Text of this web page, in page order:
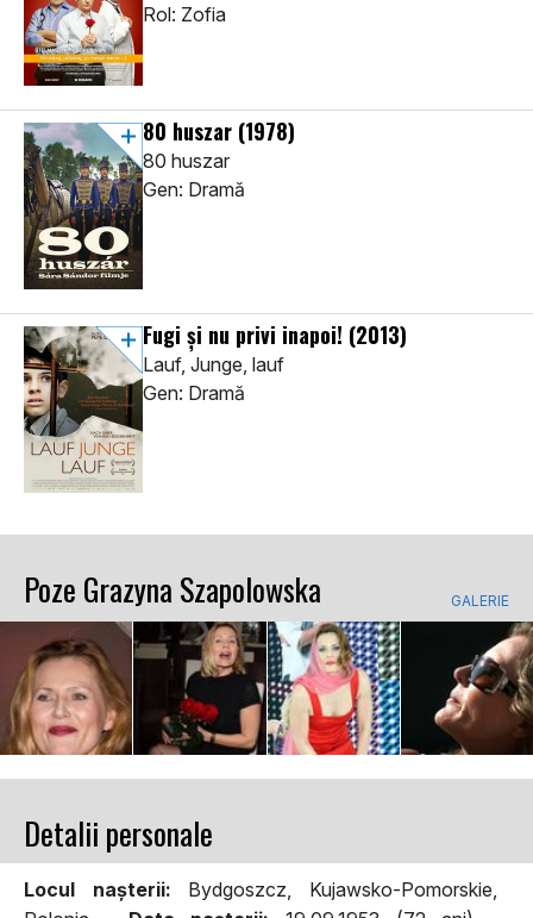
Rol: Zofia
80 huszar (1978)
80 huszar
Gen: Dramă
Fugi şi nu privi inapoi! (2013)
Lauf, Junge, lauf
Gen: Dramă
Poze Grazyna Szapolowska GALERIE
Detalii personale
Locul naşterii: Bydgoszcz, Kujawsko-Pomorskie,